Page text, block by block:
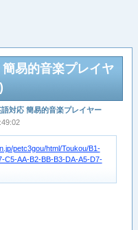
易的音楽プレイヤ
語対応 簡易的音楽プレイヤー
petc3gou/html/Toukou/B1-
C5-AA-B2-BB-B3-DA-A5-D7-